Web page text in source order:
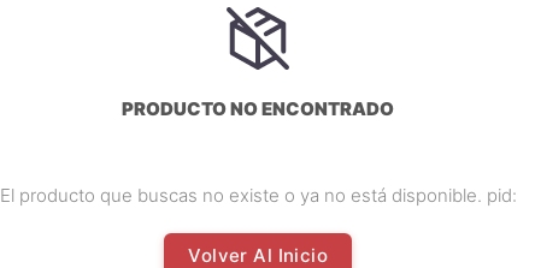
PRODUCTO NO ENCONTRADO
El producto que buscas no existe o ya no está disponible. pid:
Volver Al Inicio